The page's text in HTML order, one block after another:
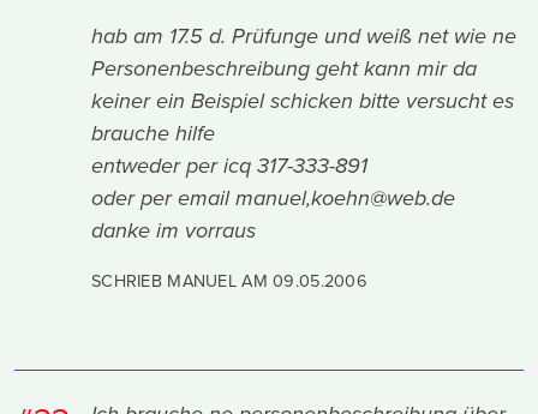
hab am 17.5 d. Prüfunge und weiß net wie ne
Personenbeschreibung geht kann mir da
keiner ein Beispiel schicken bitte versucht es
brauche hilfe
entweder per icq 317-333-891
oder per email manuel,koehn@web.de
danke im vorraus
SCHRIEB MANUEL AM09.05.2006